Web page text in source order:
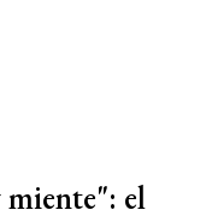
el